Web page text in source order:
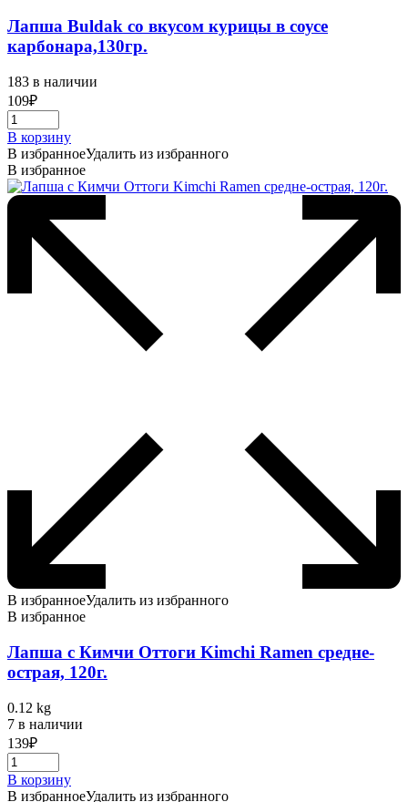
Лапша Buldak со вкусом курицы в соусе
карбонара,130гр.
183 в наличии
109₽
В корзину
В избранноеУдалить из избранного
В избранное
В избранноеУдалить из избранного
В избранное
Лапша с Кимчи Оттоги Kimchi Ramen средне-
острая, 120г.
0.12 kg
7 в наличии
139₽
В корзину
В избранноеУдалить из избранного